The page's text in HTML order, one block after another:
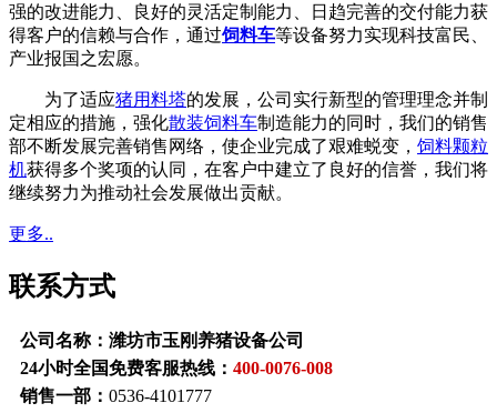
强的改进能力、良好的灵活定制能力、日趋完善的交付能力获
得客户的信赖与合作，通过饲料车等设备努力实现科技富民、
产业报国之宏愿。
为了适应猪用料塔的发展，公司实行新型的管理理念并制
定相应的措施，强化散装饲料车制造能力的同时，我们的销售
部不断发展完善销售网络，使企业完成了艰难蜕变， 饲料颗粒
机获得多个奖项的认同，在客户中建立了良好的信誉，我们将
继续努力为推动社会发展做出贡献。
更多..
联系方式
公司名称：潍坊市玉刚养猪设备公司
24小时全国免费客服热线： 400-0076-008
销售一部： 0536-4101777